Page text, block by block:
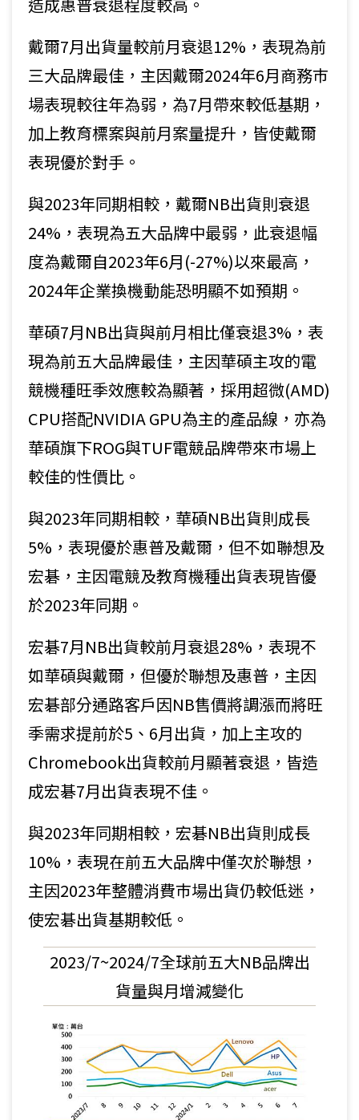
戴爾7月出貨量較前月衰退12%，表現為前
三大品牌最佳，主因戴爾2024年6月商務巿
場表現較往年為弱，為7月帶來較低基期，
加上教育標案與前月案量提升，皆使戴爾
表現優於對手。
與2023年同期相較，戴爾NB出貨則衰退
24%，表現為五大品牌中最弱，此衰退幅
度為戴爾自2023年6月(-27%)以來最高，
2024年企業換機動能恐明顯不如預期。
華碩7月NB出貨與前月相比僅衰退3%，表
現為前五大品牌最佳，主因華碩主攻的電
競機種旺季效應較為顯著，採用超微(AMD)
CPU搭配NVIDIA GPU為主的產品線，亦為
華碩旗下ROG與TUF電競品牌帶來巿場上
較佳的性價比。
與2023年同期相較，華碩NB出貨則成長
5%，表現優於惠普及戴爾，但不如聯想及
宏碁，主因電競及教育機種出貨表現皆優
於2023年同期。
宏碁7月NB出貨較前月衰退28%，表現不
如華碩與戴爾，但優於聯想及惠普，主因
宏碁部分通路客戶因NB售價將調漲而將旺
季需求提前於5、6月出貨，加上主攻的
Chromebook出貨較前月顯著衰退，皆造
成宏碁7月出貨表現不佳。
與2023年同期相較，宏碁NB出貨則成長
10%，表現在前五大品牌中僅次於聯想，
主因2023年整體消費巿場出貨仍較低迷，
使宏碁出貨基期較低。
2023/7~2024/7全球前五大NB品牌出
貨量與月增減變化